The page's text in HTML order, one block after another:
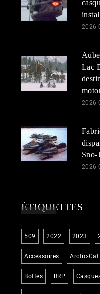
2026-
Lac
2026-
Sno-
2026-
ÉTIQUETTES
509 2022 2023
Accessoires Arctic-Cat
Bottes BRP